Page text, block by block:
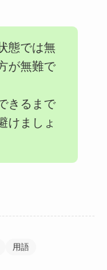
態では無
が無難で
きるまで
けましょ
用語